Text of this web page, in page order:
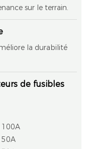
sur le terrain.
la durabilité
de fusibles